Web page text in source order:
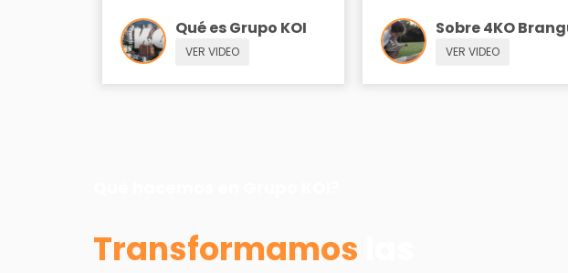
Qué es Grupo KOI
VER VIDEO
Sobre 4KO
VER VIDEO
Transformamos